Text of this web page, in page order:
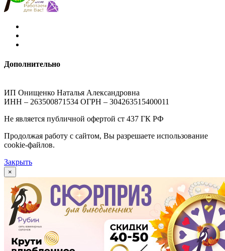
Дополнительно
ИП Онищенко Наталья Александровна
ИНН – 263500871534 ОГРН – 304263515400011
Не является публичной офертой ст 437 ГК РФ
Продолжая работу с сайтом, Вы разрешаете использование
cookie-файлов.
Закрыть
×